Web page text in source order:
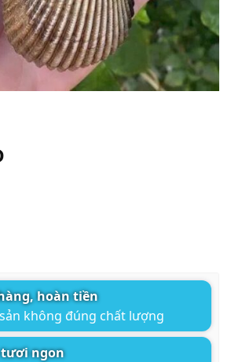
hoàn tiền
không đúng chất lượng
tươi ngon